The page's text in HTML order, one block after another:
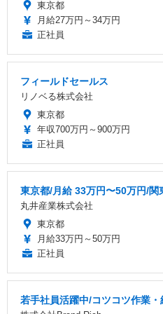
東京都
月給27万円～34万円
正社員
フィールドセールス
リノベる株式会社
東京都
年収700万円～900万円
正社員
東京都/月給 33万円〜50万円/
丸井産業株式会社
東京都
月給33万円～50万円
正社員
若手社員活躍中/コツコツ作業